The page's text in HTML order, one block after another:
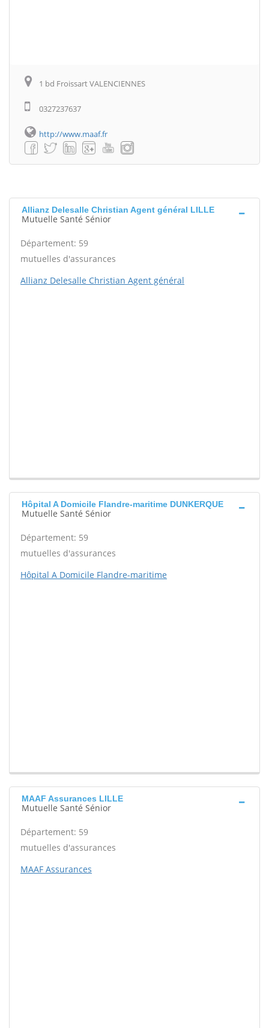
1 bd Froissart VALENCIENNES
0327237637
http://www.maaf.fr
Allianz Delesalle Christian Agent général LILLE
Mutuelle Santé Sénior
Département: 59
mutuelles d'assurances
Allianz Delesalle Christian Agent général
Hôpital A Domicile Flandre-maritime DUNKERQUE
Mutuelle Santé Sénior
Département: 59
mutuelles d'assurances
Hôpital A Domicile Flandre-maritime
MAAF Assurances LILLE
Mutuelle Santé Sénior
Département: 59
mutuelles d'assurances
MAAF Assurances